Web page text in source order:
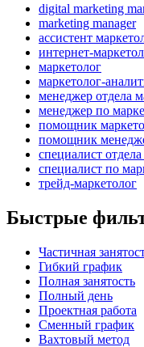
digital marketing
marketing manager
ассистент
интернет-
маркетолог
маркетолог-
менеджер отдела
менеджер по
помощник
помощник
специалист
специалист по
трейд-маркетолог
Быстрые
Частичная
Гибкий график
Полная занятость
Полный день
Проектная работа
Сменный график
Вахтовый метод